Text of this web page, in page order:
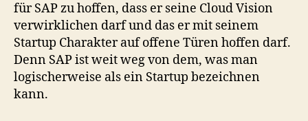
für SAP zu hoffen, dass er seine Cloud Vision
verwirklichen darf und das er mit seinem
Startup Charakter auf offene Türen hoffen darf.
Denn SAP ist weit weg von dem, was man
logischerweise als ein Startup bezeichnen
kann.